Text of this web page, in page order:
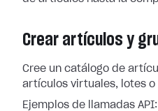
Crear artículos y
Cree un catálogo de
artículos virtuales, lotes o
Ejemplos de llamadas API: